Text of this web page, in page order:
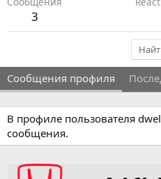
3
Сообщения профиля
В профиле пользователя
сообщения.